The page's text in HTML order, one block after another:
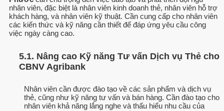
nhân viên, đặc biệt là nhân viên kinh doanh thẻ, nhân viên hỗ trợ
khách hàng, và nhân viên kỹ thuật. Cần cung cấp cho nhân viên
các kiến thức và kỹ năng cần thiết để đáp ứng yêu cầu công
việc ngày càng cao.
5.1. Nâng cao Kỹ năng Tư vấn Dịch vụ Thẻ cho
CBNV Agribank
Nhân viên cần được đào tạo về các sản phẩm và dịch vụ
thẻ, cũng như kỹ năng tư vấn và bán hàng. Cần đào tạo cho
nhân viên khả năng lắng nghe và thấu hiểu nhu cầu của